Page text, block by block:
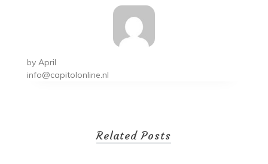
by April
info@capitolonline.nl
Related Posts